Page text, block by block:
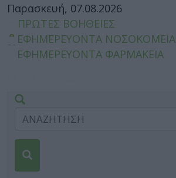
Παρασκευή, 07.08.2026
ΠΡΩΤΕΣ ΒΟΗΘΕΙΕΣ
ΕΦΗΜΕΡΕΥΟΝΤΑ ΝΟΣΟΚΟΜΕΙΑ
ΕΦΗΜΕΡΕΥΟΝΤΑ ΦΑΡΜΑΚΕΙΑ